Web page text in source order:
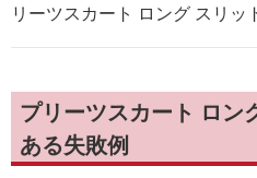
リーツスカート ロング スリッ
プリーツスカート ロン
ある失敗例